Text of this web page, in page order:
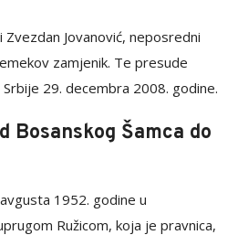
Jovanović, neposredni
zamjenik. Te presude
29. decembra 2008. godine.
Bosanskog Šamca do
1952. godine u
Ružicom, koja je pravnica,